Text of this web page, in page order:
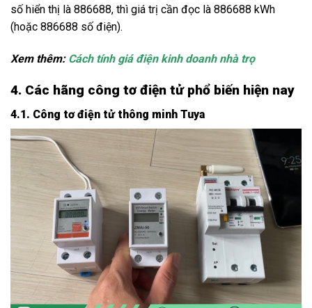
số hiển thị là 886688, thì giá trị cần đọc là 886688 kWh
(hoặc 886688 số điện).
Xem thêm: Cách tính giá điện kinh doanh nhà trọ
4. Các hãng công tơ điện tử phổ biến hiện nay
4.1. Công tơ điện tử thông minh Tuya